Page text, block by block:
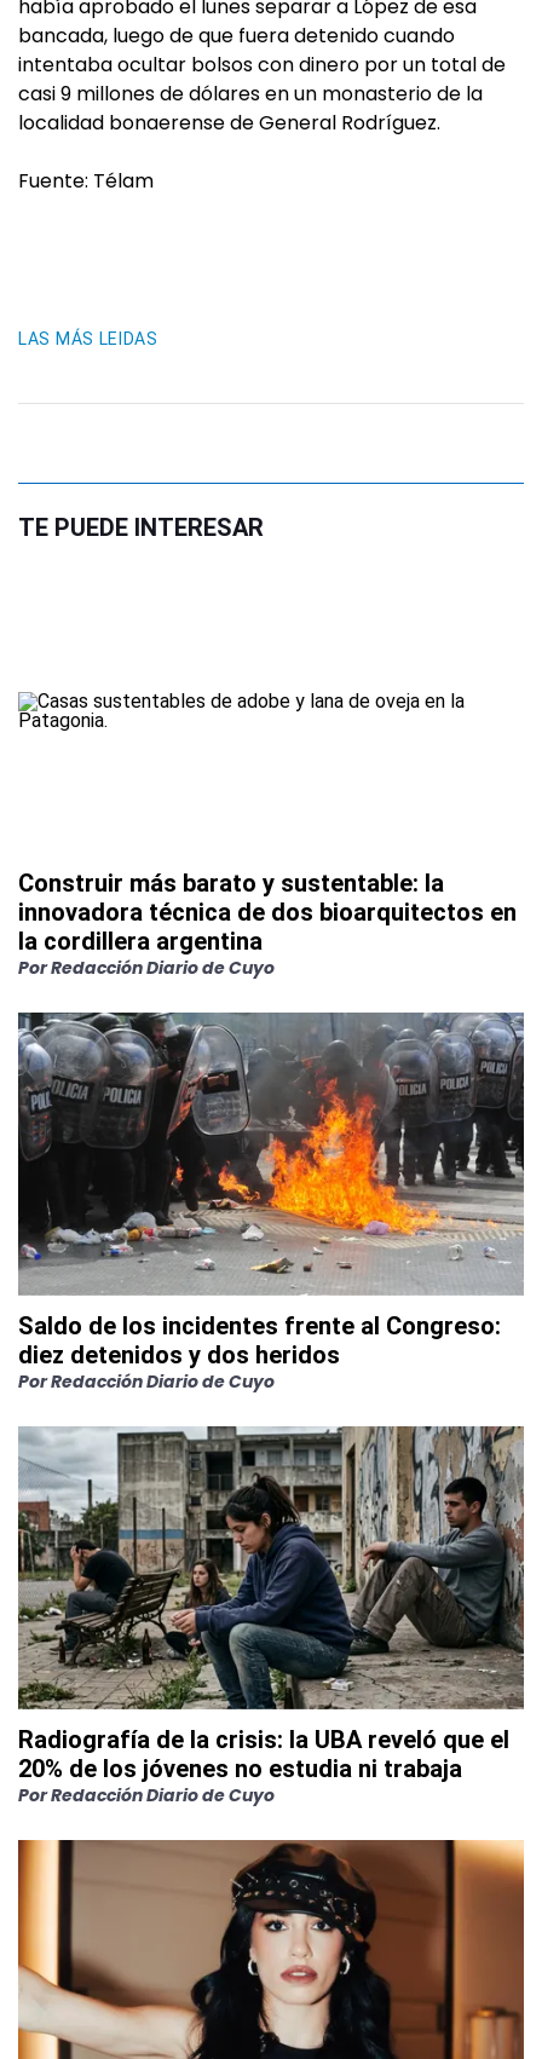
había aprobado el lunes separar a López de esa
bancada, luego de que fuera detenido cuando
intentaba ocultar bolsos con dinero por un total de
casi 9 millones de dólares en un monasterio de la
localidad bonaerense de General Rodríguez.
Fuente: Télam
LAS MÁS LEIDAS
TE PUEDE INTERESAR
Construir más barato y sustentable: la
innovadora técnica de dos bioarquitectos en
la cordillera argentina
PorRedacción Diario de Cuyo
Saldo de los incidentes frente al Congreso:
diez detenidos y dos heridos
PorRedacción Diario de Cuyo
Radiografía de la crisis: la UBA reveló que el
20% de los jóvenes no estudia ni trabaja
PorRedacción Diario de Cuyo